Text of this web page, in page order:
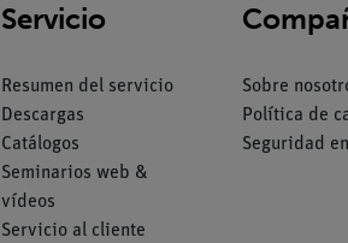
Servicio
Resumen del servicio
Descargas
Catálogos
Seminarios web &
vídeos
Servicio al cliente
Sobre
Política de
Seguridad